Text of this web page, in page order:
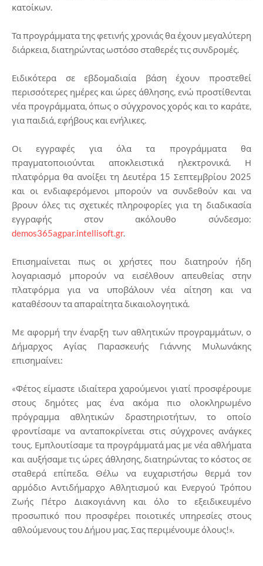
κατοίκων.
Τα προγράμματα της φετινής χρονιάς θα έχουν μεγαλύτερη
διάρκεια, διατηρώντας ωστόσο σταθερές τις συνδρομές.
Ειδικότερα σε εβδομαδιαία βάση έχουν προστεθεί
περισσότερες ημέρες και ώρες άθλησης, ενώ προστίθενται
νέα προγράμματα, όπως ο σύγχρονος χορός και το καράτε,
για παιδιά, εφήβους και ενήλικες.
Οι εγγραφές για όλα τα προγράμματα θα
πραγματοποιούνται αποκλειστικά ηλεκτρονικά. Η
πλατφόρμα θα ανοίξει τη Δευτέρα 15 Σεπτεμβρίου 2025
και οι ενδιαφερόμενοι μπορούν να συνδεθούν και να
βρουν όλες τις σχετικές πληροφορίες για τη διαδικασία
εγγραφής στον ακόλουθο σύνδεσμο:
demos365agpar.intellisoft.gr.
Επισημαίνεται πως οι χρήστες που διατηρούν ήδη
λογαριασμό μπορούν να εισέλθουν απευθείας στην
πλατφόρμα για να υποβάλουν νέα αίτηση και να
καταθέσουν τα απαραίτητα δικαιολογητικά.
Με αφορμή την έναρξη των αθλητικών προγραμμάτων, ο
Δήμαρχος Αγίας Παρασκευής Γιάννης Μυλωνάκης
επισημαίνει:
«Φέτος είμαστε ιδιαίτερα χαρούμενοι γιατί προσφέρουμε
στους δημότες μας ένα ακόμα πιο ολοκληρωμένο
πρόγραμμα αθλητικών δραστηριοτήτων, το οποίο
φροντίσαμε να ανταποκρίνεται στις σύγχρονες ανάγκες
τους. Εμπλουτίσαμε τα προγράμματά μας με νέα αθλήματα
και αυξήσαμε τις ώρες άθλησης, διατηρώντας το κόστος σε
σταθερά επίπεδα. Θέλω να ευχαριστήσω θερμά τον
αρμόδιο Αντιδήμαρχο Αθλητισμού και Ενεργού Τρόπου
Ζωής Πέτρο Διακογιάννη και όλο το εξειδικευμένο
προσωπικό που προσφέρει ποιοτικές υπηρεσίες στους
αθλούμενους του Δήμου μας. Σας περιμένουμε όλους!».